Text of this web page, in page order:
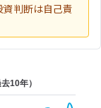
判断は自己責